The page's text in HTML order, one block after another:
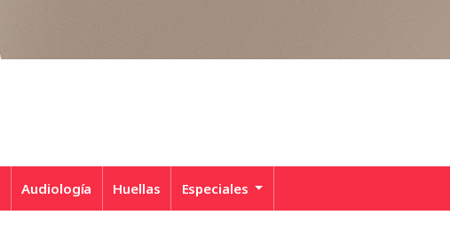
Audiología Huellas Especiales